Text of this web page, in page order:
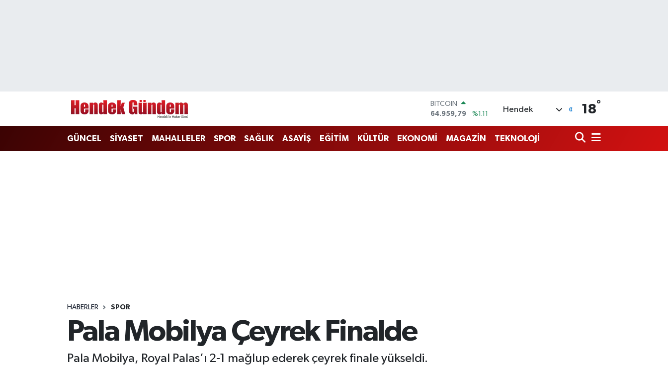
DOLAR
47,7436
%0.18
55,2510
%0.32
STERLİN
64,4811
%0.38
Hendek 18°
GÜNCEL SİYASET MAHALLELER SPOR SAĞLIK ASAYİŞ EĞİTİM KÜLTÜR EKONOMİ MAGAZİN TEKNOLOJİ
HABERLER SPOR
Pala Mobilya Çeyrek Finalde
Pala Mobilya, Royal Palas’ı 2-1 mağlup ederek çeyrek finale yükseldi.
Sakarya Trafik Yoğunluk Haritası
Süper Lig Puan Durumu ve Fikstür